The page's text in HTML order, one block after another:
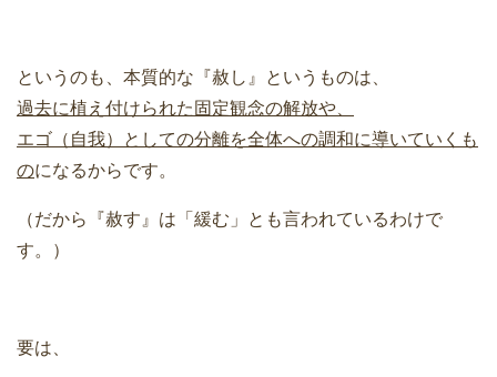
というのも、本質的な『赦し』というものは、
過去に植え付けられた固定観念の解放や、
エゴ（自我）としての分離を全体への調和に導いていくも
のになるからです。
（だから『赦す』は「緩む」とも言われているわけで
す。）
要は、